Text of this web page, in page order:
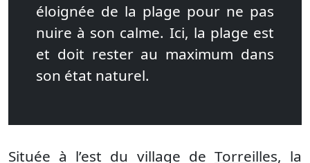
éloignée de la plage pour ne pas
nuire à son calme. Ici, la plage est
et doit rester au maximum dans
son état naturel.
Située à l’est du village de Torreilles, la